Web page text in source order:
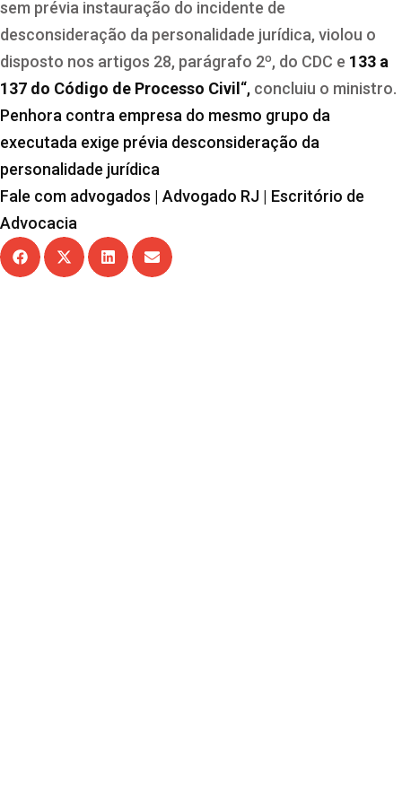
sem prévia instauração do incidente de
desconsideração da personalidade jurídica, violou o
disposto nos artigos 28, parágrafo 2º, do CDC e 133 a
137 do Código de Processo Civil “, concluiu o ministro.
Penhora contra empresa do mesmo grupo da
executada exige prévia desconsideração da
personalidade jurídica
Fale com advogados | Advogado RJ | Escritório de
Advocacia